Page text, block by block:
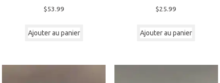
$53.99
Ajouter au panier
$25.99
Ajouter au panier